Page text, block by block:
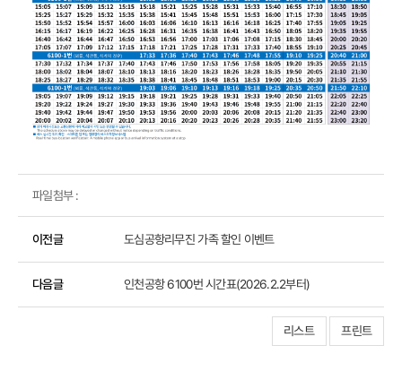
파일첨부 :
이전글 도심공항리무진 가족 할인 이벤트
다음글 인천공항 6100번 시간표(2026.2.2부터)
리스트 프린트